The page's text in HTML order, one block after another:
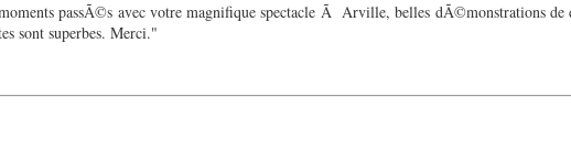
passÃ©s avec votre magnifique spectacle Ã Arville, belles dÃ©monstrations de
sont superbes. Merci."